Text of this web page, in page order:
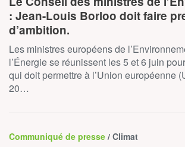
: Jean-Louis Borloo doit faire
d’ambition.
Les ministres européens de
l’Énergie se réunissent les 5 et 6 juin
qui doit permettre à l’Union européenne
20…
Communiqué de presse / Climat